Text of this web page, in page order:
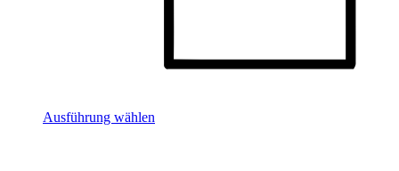
Ausführung wählen